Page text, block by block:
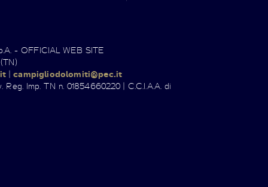
- OFFICIAL WEB SITE
|campigliodolomiti@pec.it
Imp. TN n. 01854660220 | C.C.I.A.A. di